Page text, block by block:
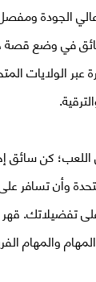
الجودة
في وضع قصة
الولايات
اللعب؛ كن سائق
وأن تسافر
تفضيلاتك.
والمهام